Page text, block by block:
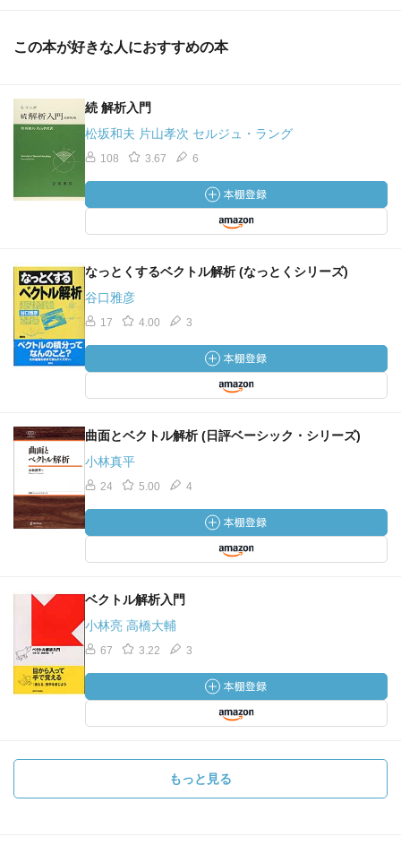
この本が好きな人におすすめの本
続 解析入門
松坂和夫 片山孝次 セルジュ・ラング
108 3.67 6
なっとくするベクトル解析 (なっとくシリーズ)
谷口雅彦
17 4.00 3
曲面とベクトル解析 (日評ベーシック・シリーズ)
小林真平
24 5.00 4
ベクトル解析入門
小林亮 高橋大輔
67 3.22 3
もっと見る